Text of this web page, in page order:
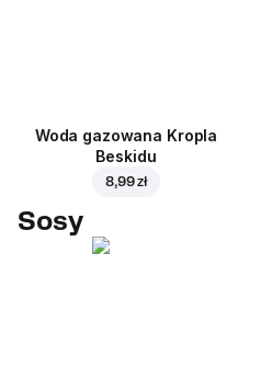
Woda gazowana Kropla
Beskidu
8,99 zł
Sosy